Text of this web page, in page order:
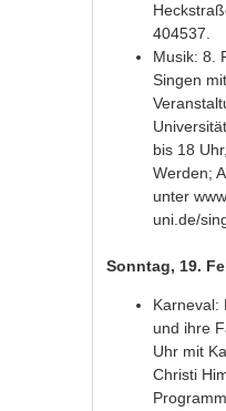
404537.
Musik: 8.
Singen
bis 18
Werden;
unter
uni.de/
Sonntag, 19.
Karneval:
und ihre
Uhr mit
Christi